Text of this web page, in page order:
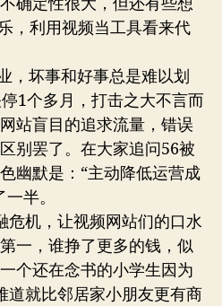
，利用视频当工具看来代
坏事和好事总是难以划
1个多月，打击之大不言而
站盲目的追求流量，错误
别罢了。在大家追问56被
幽默是：“主动降低运营成
半。
机，让视频网站们的口水
一，谁挣了更多的钱，似
个还在念书的小学生因为
道就比邻居家小朋友更有商